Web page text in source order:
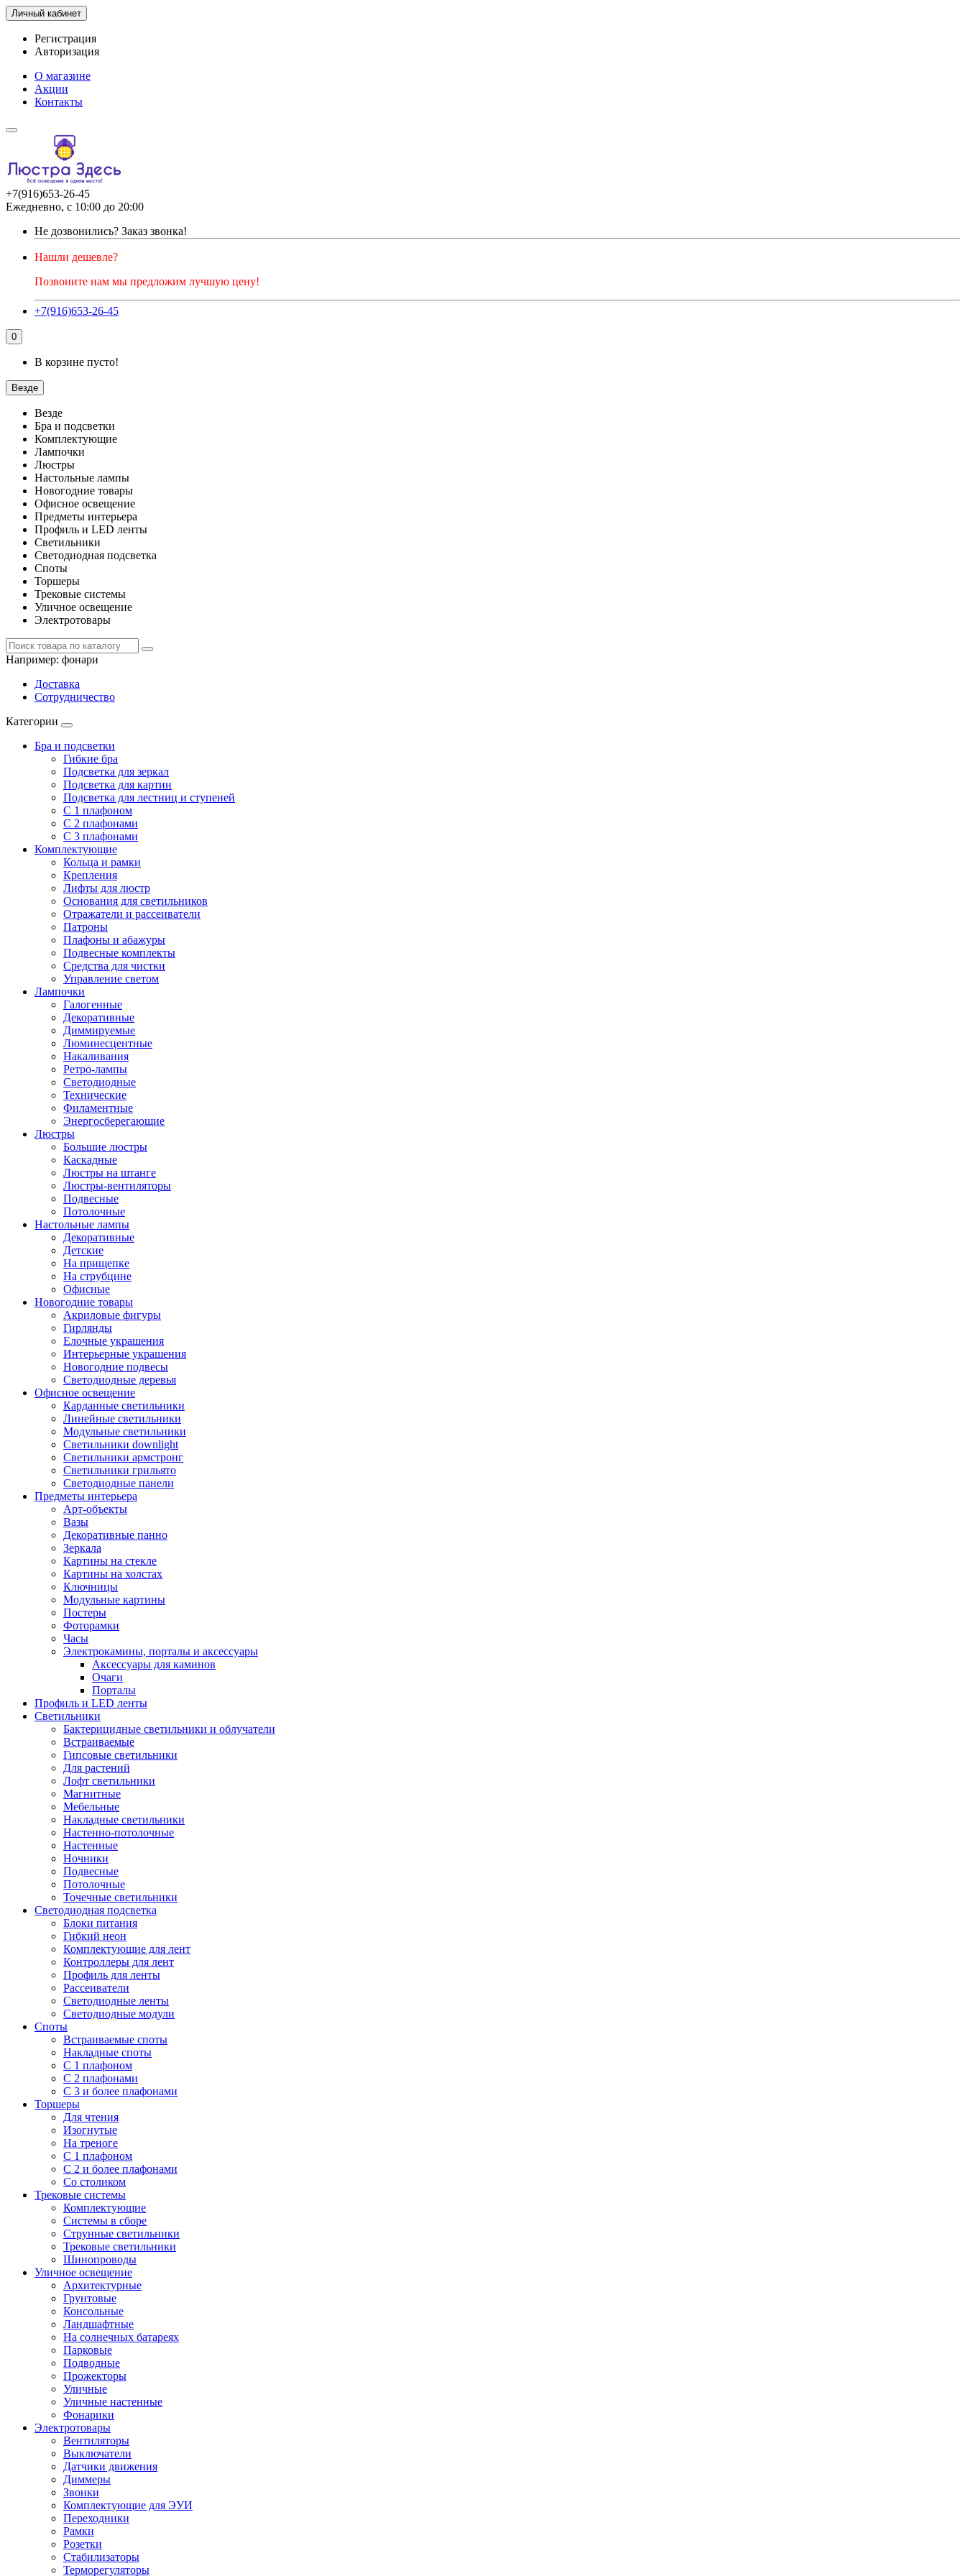
Личный кабинет
Регистрация
Авторизация
О магазине
Акции
Контакты
+7(916)653-26-45
Ежедневно, с 10:00 до 20:00
Не дозвонились? Заказ звонка!
Нашли дешевле?
Позвоните нам мы предложим лучшую цену!
+7(916)653-26-45
0
В корзине пусто!
Везде
Везде
Бра и подсветки
Комплектующие
Лампочки
Люстры
Настольные лампы
Новогодние товары
Офисное освещение
Предметы интерьера
Профиль и LED ленты
Светильники
Светодиодная подсветка
Споты
Торшеры
Трековые системы
Уличное освещение
Электротовары
Например: фонари
Доставка
Сотрудничество
Категории
Бра и подсветки
Гибкие бра
Подсветка для зеркал
Подсветка для картин
Подсветка для лестниц и ступеней
С 1 плафоном
С 2 плафонами
С 3 плафонами
Комплектующие
Кольца и рамки
Крепления
Лифты для люстр
Основания для светильников
Отражатели и рассеиватели
Патроны
Плафоны и абажуры
Подвесные комплекты
Средства для чистки
Управление светом
Лампочки
Галогенные
Декоративные
Диммируемые
Люминесцентные
Накаливания
Ретро-лампы
Светодиодные
Технические
Филаментные
Энергосберегающие
Люстры
Большие люстры
Каскадные
Люстры на штанге
Люстры-вентиляторы
Подвесные
Потолочные
Настольные лампы
Декоративные
Детские
На прищепке
На струбцине
Офисные
Новогодние товары
Акриловые фигуры
Гирлянды
Елочные украшения
Интерьерные украшения
Новогодние подвесы
Светодиодные деревья
Офисное освещение
Карданные светильники
Линейные светильники
Модульные светильники
Светильники downlight
Светильники армстронг
Светильники грильято
Светодиодные панели
Предметы интерьера
Арт-объекты
Вазы
Декоративные панно
Зеркала
Картины на стекле
Картины на холстах
Ключницы
Модульные картины
Постеры
Фоторамки
Часы
Электрокамины, порталы и аксессуары
Аксессуары для каминов
Очаги
Порталы
Профиль и LED ленты
Светильники
Бактерицидные светильники и облучатели
Встраиваемые
Гипсовые светильники
Для растений
Лофт светильники
Магнитные
Мебельные
Накладные светильники
Настенно-потолочные
Настенные
Ночники
Подвесные
Потолочные
Точечные светильники
Светодиодная подсветка
Блоки питания
Гибкий неон
Комплектующие для лент
Контроллеры для лент
Профиль для ленты
Рассеиватели
Светодиодные ленты
Светодиодные модули
Споты
Встраиваемые споты
Накладные споты
С 1 плафоном
С 2 плафонами
С 3 и более плафонами
Торшеры
Для чтения
Изогнутые
На треноге
С 1 плафоном
С 2 и более плафонами
Со столиком
Трековые системы
Комплектующие
Системы в сборе
Струнные светильники
Трековые светильники
Шинопроводы
Уличное освещение
Архитектурные
Грунтовые
Консольные
Ландшафтные
На солнечных батареях
Парковые
Подводные
Прожекторы
Уличные
Уличные настенные
Фонарики
Электротовары
Вентиляторы
Выключатели
Датчики движения
Диммеры
Звонки
Комплектующие для ЭУИ
Переходники
Рамки
Розетки
Стабилизаторы
Терморегуляторы